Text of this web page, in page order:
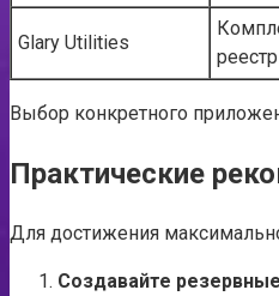
Glary Utilities
реестр
Выбор конкретного
Практические
Для достижения
Создавайте